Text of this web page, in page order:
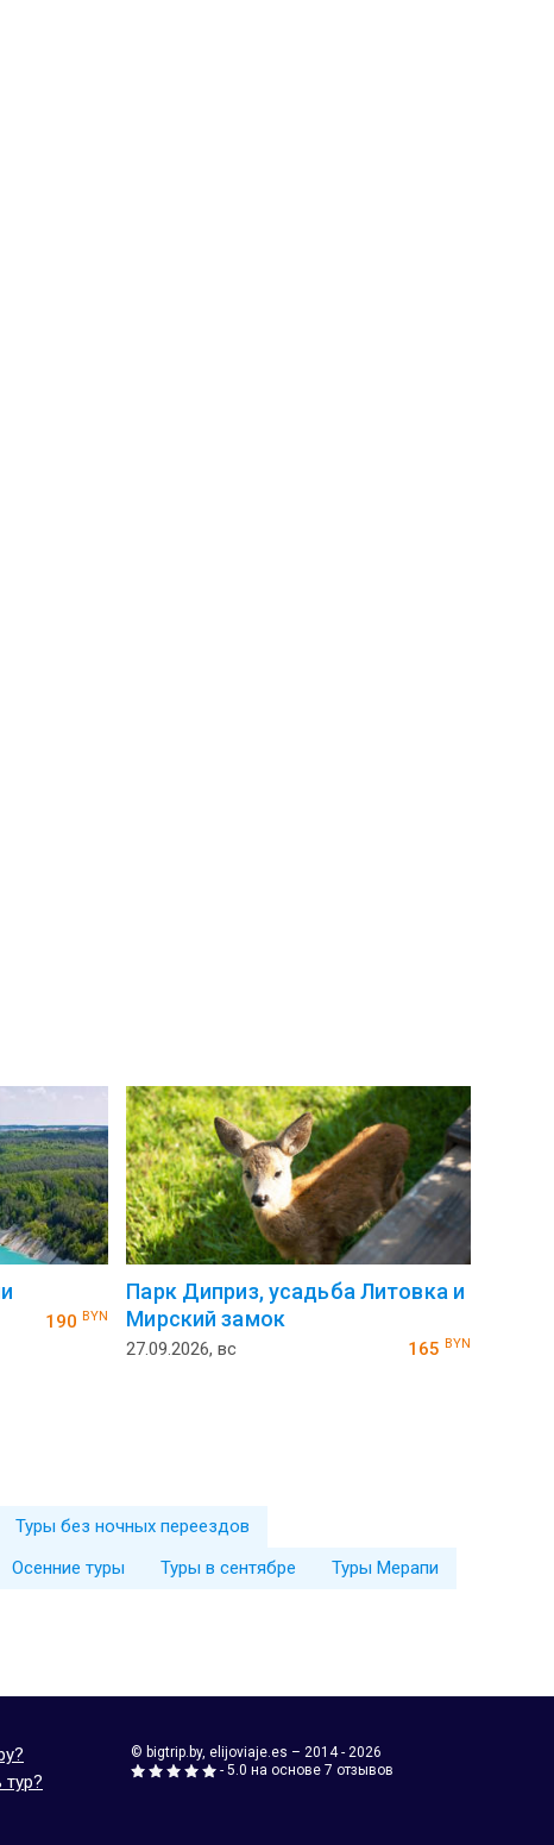
190BYN
Парк Диприз, усадьба Литовка и
Мирский замок
27.09.2026, вс 165 BYN
Туры без ночных переездов
Осенние туры Туры в сентябре Туры Мерапи
© bigtrip.by, elijoviaje.es – 2014 - 2026
- 5.0 на основе 7 отзывов